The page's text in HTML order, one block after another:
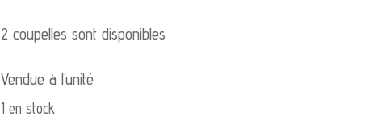
2 coupelles sont disponibles
Vendue à l’unité
1 en stock